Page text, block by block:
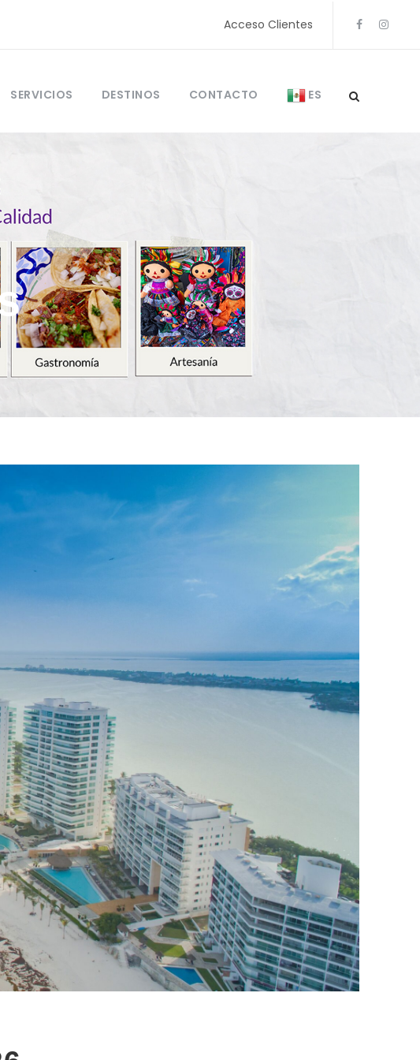
Acceso Clientes
SERVICIOS DESTINOS CONTACTO ES